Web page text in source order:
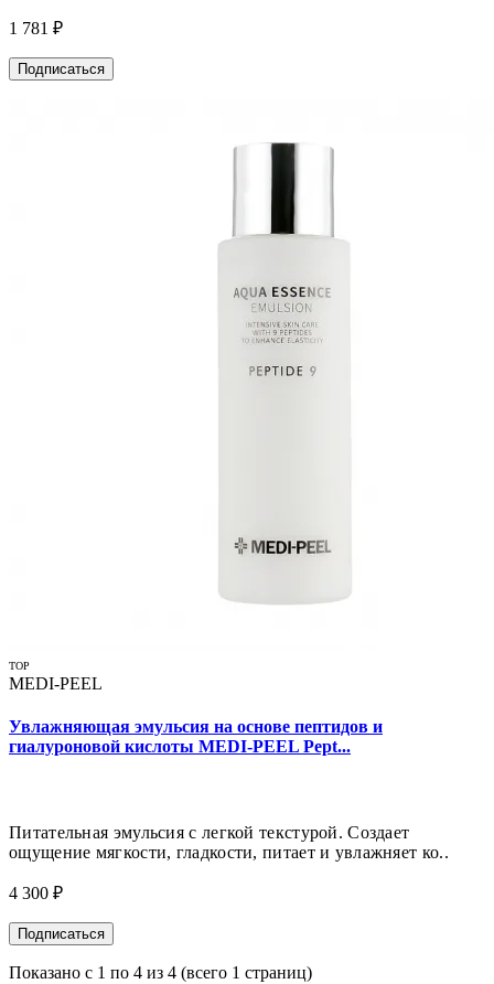
1 781 ₽
Подписаться
TOP
MEDI-PEEL
Увлажняющая эмульсия на основе пептидов и
гиалуроновой кислоты MEDI-PEEL Pept...
Питательная эмульсия с легкой текстурой. Создает
ощущение мягкости, гладкости, питает и увлажняет ко..
4 300 ₽
Подписаться
Показано с 1 по 4 из 4 (всего 1 страниц)